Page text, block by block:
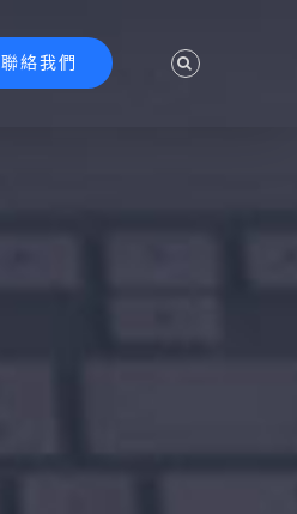
聯絡我們